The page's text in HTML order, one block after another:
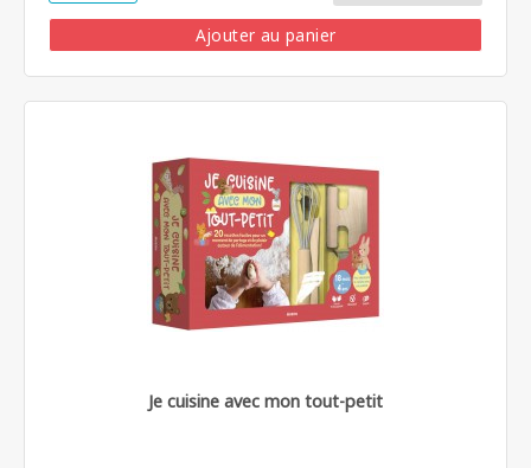
Ajouter au panier
Je cuisine avec mon tout-petit